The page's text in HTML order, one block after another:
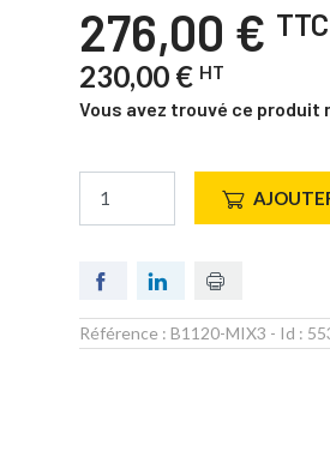
276,00 € TTC
230,00 € HT
Vous avez trouvé ce produit
Référence : B1120-MIX3 - Id :